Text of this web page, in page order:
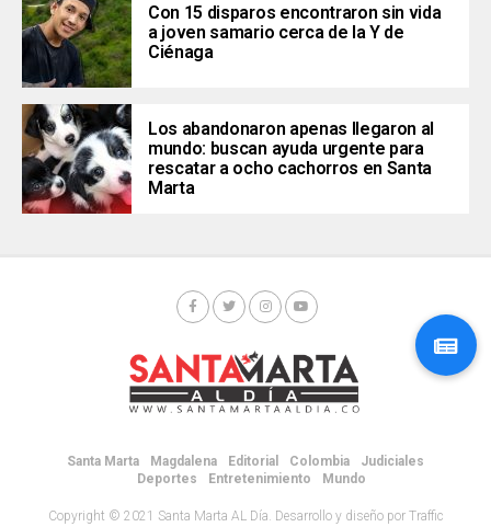
Con 15 disparos encontraron sin vida
a joven samario cerca de la Y de
Ciénaga
Los abandonaron apenas llegaron al
mundo: buscan ayuda urgente para
rescatar a ocho cachorros en Santa
Marta
Santa Marta Magdalena Editorial Colombia
Judiciales
Deportes
Entretenimiento Mundo
Copyright © 2021 Santa Marta AL Día. Desarrollo y diseño por Traffic